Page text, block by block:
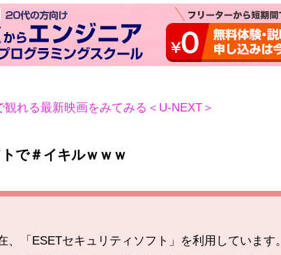
れる最新映画をみてみる＜U-NEXT＞
で＃イキルｗｗｗ
「ESETセキュリティソフト」を利用しています。